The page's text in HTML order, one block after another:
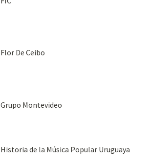
Flor De Ceibo
Grupo Montevideo
Historia de la Música Popular Uruguaya